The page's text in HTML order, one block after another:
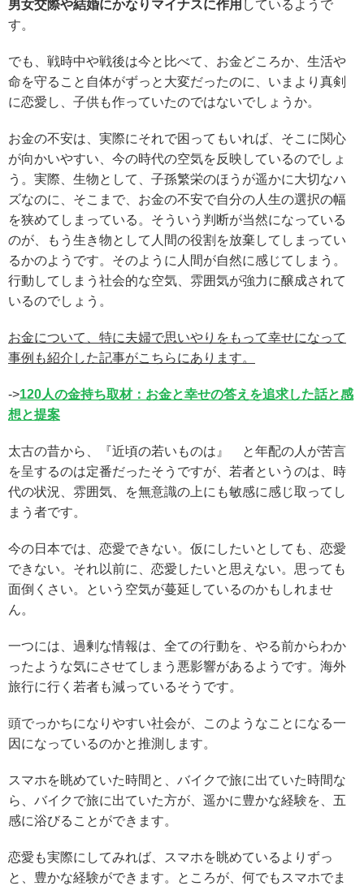
男女交際や結婚にかなりマイナスに作用 しているようで
す。
でも、戦時中や戦後は今と比べて、お金どころか、生活や
命を守ること自体がずっと大変だったのに、いまより真剣
に恋愛し、子供も作っていたのではないでしょうか。
お金の不安は、実際にそれで困ってもいれば、そこに関心
が向かいやすい、今の時代の空気を反映しているのでしょ
う。実際、生物として、子孫繁栄のほうが遥かに大切なハ
ズなのに、そこまで、お金の不安で自分の人生の選択の幅
を狭めてしまっている。そういう判断が当然になっている
のが、もう生き物として人間の役割を放棄してしまってい
るかのようです。そのように人間が自然に感じてしまう。
行動してしまう社会的な空気、雰囲気が強力に醸成されて
いるのでしょう。
お金について、特に夫婦で思いやりをもって幸せになって
事例も紹介した記事がこちらにあります。
->120人の金持ち取材：お金と幸せの答えを追求した話と感
想と提案
太古の昔から、『近頃の若いものは』 と年配の人が苦言
を呈するのは定番だったそうですが、若者というのは、時
代の状況、雰囲気、を無意識の上にも敏感に感じ取ってし
まう者です。
今の日本では、恋愛できない。仮にしたいとしても、恋愛
できない。それ以前に、恋愛したいと思えない。思っても
面倒くさい。という空気が蔓延しているのかもしれませ
ん。
一つには、過剰な情報は、全ての行動を、やる前からわか
ったような気にさせてしまう悪影響があるようです。海外
旅行に行く若者も減っているそうです。
頭でっかちになりやすい社会が、このようなことになる一
因になっているのかと推測します。
スマホを眺めていた時間と、バイクで旅に出ていた時間な
ら、バイクで旅に出ていた方が、遥かに豊かな経験を、五
感に浴びることができます。
恋愛も実際にしてみれば、スマホを眺めているよりずっ
と、豊かな経験ができます。ところが、何でもスマホでま